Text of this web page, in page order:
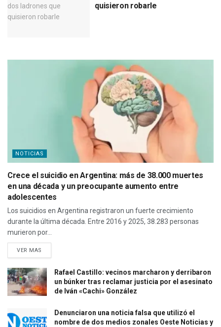
quisieron robarle
NOTICIAS
Crece el suicidio en Argentina: más de 38.000 muertes
en una década y un preocupante aumento entre
adolescentes
Los suicidios en Argentina registraron un fuerte crecimiento
durante la última década. Entre 2016 y 2025, 38.283 personas
murieron por...
VER MAS
Rafael Castillo: vecinos marcharon y derribaron
un búnker tras reclamar justicia por el asesinato
de Iván «Cachi» González
Denunciaron una noticia falsa que utilizó el
nombre de dos medios zonales Oeste Noticias y